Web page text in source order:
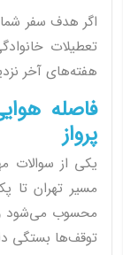
اگر هدف سفر
تعطیلات
هفته‌های آخر
فاصله
پرواز
یکی از سوالات
مسیر تهران تا
محسوب می‌شود و
توقف‌ها بستگی